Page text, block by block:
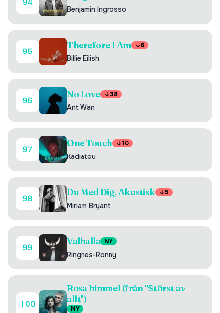
94
Benjamin Ingrosso
95
Therefore I Am 6
Billie Eilish
96
No Love 38
Ant Wan
97
One Touch 10
Kadiatou
98
Du Med Dig, Akustisk 5
Miriam Bryant
99
Valhalla NY
Ringnes-Ronny
100
Rosa himmel (från "Störst av
allt")
NY